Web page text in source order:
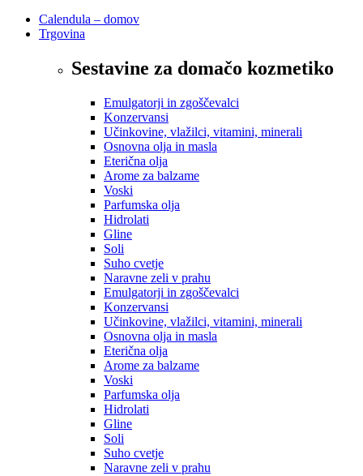
Calendula – domov
Trgovina
Sestavine za domačo kozmetiko
Emulgatorji in zgoščevalci
Konzervansi
Učinkovine, vlažilci, vitamini, minerali
Osnovna olja in masla
Eterična olja
Arome za balzame
Voski
Parfumska olja
Hidrolati
Gline
Soli
Suho cvetje
Naravne zeli v prahu
Emulgatorji in zgoščevalci
Konzervansi
Učinkovine, vlažilci, vitamini, minerali
Osnovna olja in masla
Eterična olja
Arome za balzame
Voski
Parfumska olja
Hidrolati
Gline
Soli
Suho cvetje
Naravne zeli v prahu